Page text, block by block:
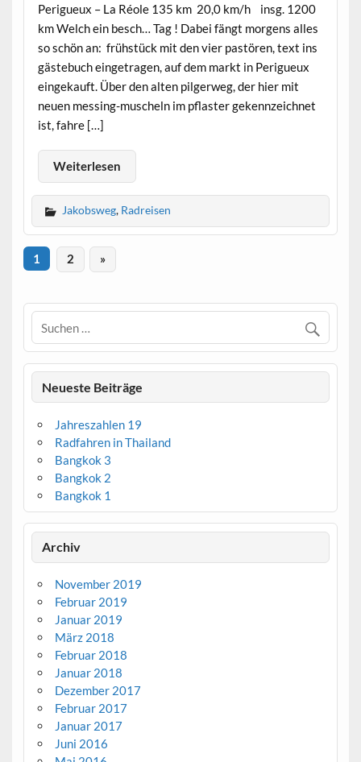
Perigueux – La Réole 135 km 20,0 km/h insg. 1200
km Welch ein besch… Tag ! Dabei fängt morgens alles
so schön an: frühstück mit den vier pastören, text ins
gästebuch eingetragen, auf dem markt in Perigueux
eingekauft. Über den alten pilgerweg, der hier mit
neuen messing-muscheln im pflaster gekennzeichnet
ist, fahre […]
Weiterlesen
Jakobsweg, Radreisen
1 2 »
Neueste Beiträge
Jahreszahlen 19
Radfahren in Thailand
Bangkok 3
Bangkok 2
Bangkok 1
Archiv
November 2019
Februar 2019
Januar 2019
März 2018
Februar 2018
Januar 2018
Dezember 2017
Februar 2017
Januar 2017
Juni 2016